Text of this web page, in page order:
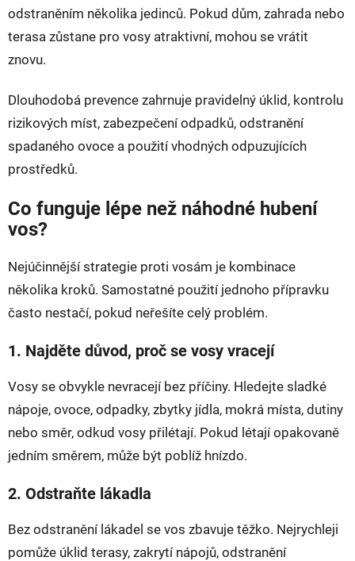
odstraněním několika jedinců. Pokud dům, zahrada nebo
terasa zůstane pro vosy atraktivní, mohou se vrátit
znovu.
Dlouhodobá prevence zahrnuje pravidelný úklid, kontrolu
rizikových míst, zabezpečení odpadků, odstranění
spadaného ovoce a použití vhodných odpuzujících
prostředků.
Co funguje lépe než náhodné hubení
vos?
Nejúčinnější strategie proti vosám je kombinace
několika kroků. Samostatné použití jednoho přípravku
často nestačí, pokud neřešíte celý problém.
1. Najděte důvod, proč se vosy vracejí
Vosy se obvykle nevracejí bez příčiny. Hledejte sladké
nápoje, ovoce, odpadky, zbytky jídla, mokrá místa, dutiny
nebo směr, odkud vosy přilétají. Pokud létají opakovaně
jedním směrem, může být poblíž hnízdo.
2. Odstraňte lákadla
Bez odstranění lákadel se vos zbavuje těžko. Nejrychleji
pomůže úklid terasy, zakrytí nápojů, odstranění